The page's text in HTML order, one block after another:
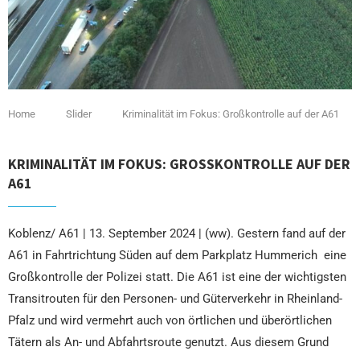
Home Slider Kriminalität im Fokus: Großkontrolle auf der A61
KRIMINALITÄT IM FOKUS: GROSSKONTROLLE AUF DER A
61
Koblenz/ A61 | 13. September 2024 | (ww). Gestern fand auf der
A61 in Fahrtrichtung Süden auf dem Parkplatz Hummerich eine
Großkontrolle der Polizei statt. Die A61 ist eine der wichtigsten
Transitrouten für den Personen- und Güterverkehr in Rheinland-
Pfalz und wird vermehrt auch von örtlichen und überörtlichen
Tätern als An- und Abfahrtsroute genutzt. Aus diesem Grund